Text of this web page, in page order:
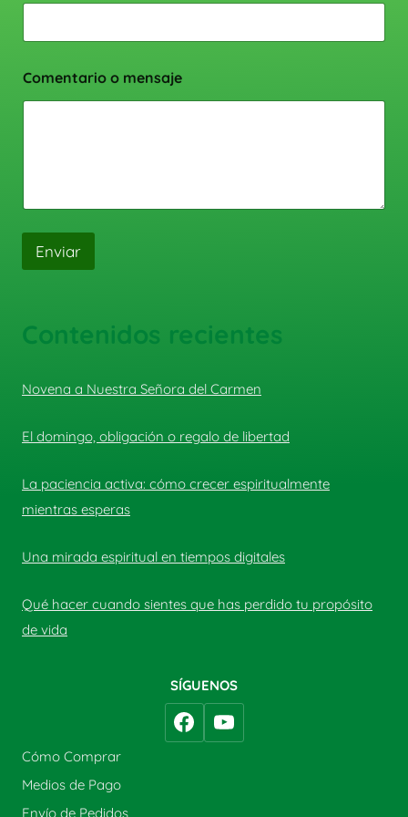
Comentario o mensaje
Enviar
Contenidos recientes
Novena a Nuestra Señora del Carmen
El domingo, obligación o regalo de libertad
La paciencia activa: cómo crecer espiritualmente
mientras esperas
Una mirada espiritual en tiempos digitales
Qué hacer cuando sientes que has perdido tu propósito
de vida
SÍGUENOS
Cómo Comprar
Medios de Pago
Envío de Pedidos